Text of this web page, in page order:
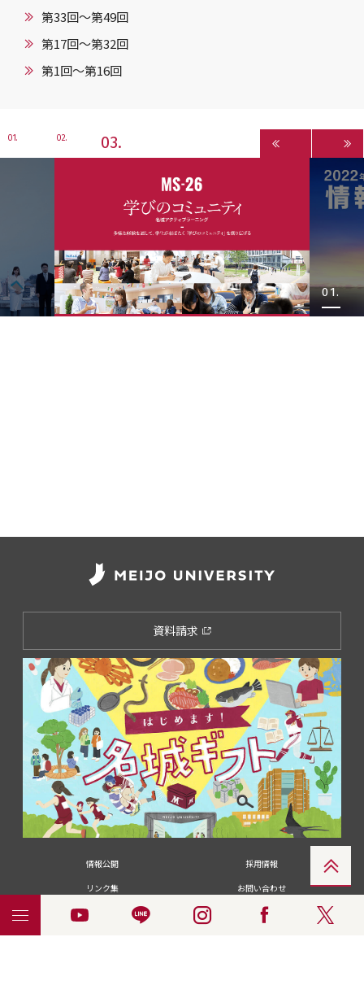
第33回〜第49回
第17回〜第32回
第1回〜第16回
1 2 3
資料請求
情報公開
採用情報
リンク集
お問い合わせ
メディアの皆さま
卒業生の皆さま